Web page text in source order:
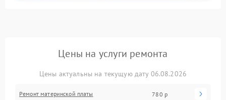
Цены на услуги ремонта
Цены актуальны на текущую дату 06.08.2026
Ремонт материнской платы 780 р